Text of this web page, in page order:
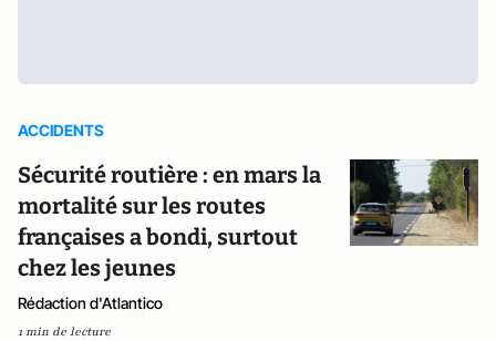
ACCIDENTS
Sécurité routière : en mars la
mortalité sur les routes
françaises a bondi, surtout
chez les jeunes
Rédaction d'Atlantico
1 min de lecture